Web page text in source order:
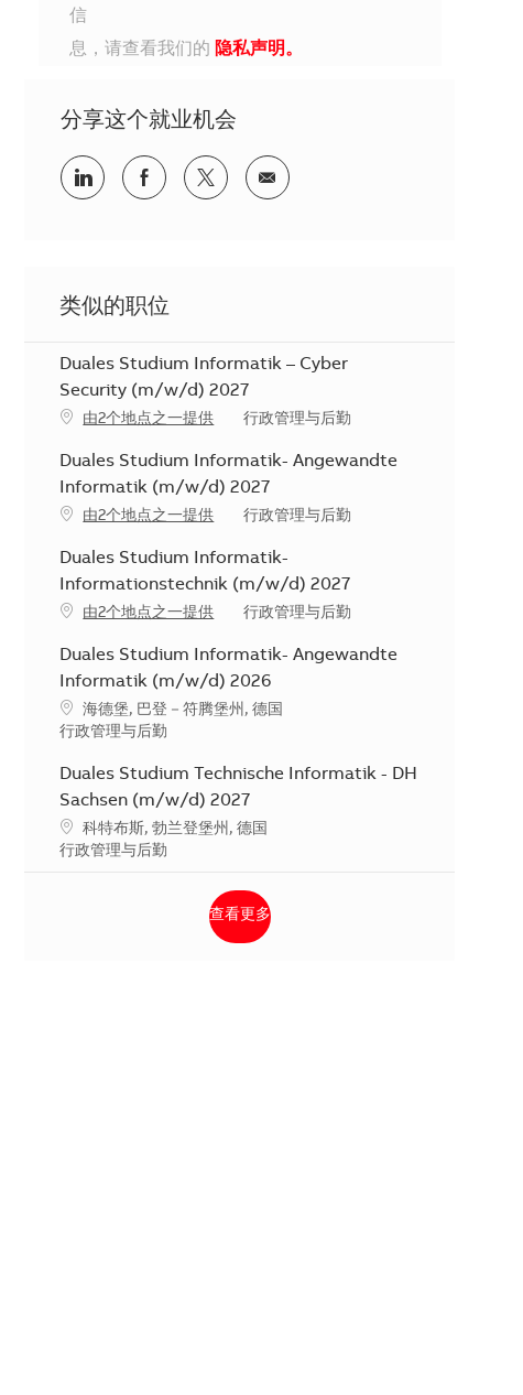
信
息，请查看我们的 隐私声明。
分享这个就业机会
分享到Linkedin分享到Facebook
分享到Twitter分享到电子邮件
类似的职位
Duales Studium Informatik – Cyber
Security (m/w/d) 2027
由2个地点之一提供 类别
行政管理与后勤
Duales Studium Informatik- Angewandte
Informatik (m/w/d) 2027
由2个地点之一提供 类别
行政管理与后勤
Duales Studium Informatik-
Informationstechnik (m/w/d) 2027
由2个地点之一提供 类别
行政管理与后勤
Duales Studium Informatik- Angewandte
Informatik (m/w/d) 2026
地点海德堡, 巴登－符腾堡州, 德国
类别
行政管理与后勤
Duales Studium Technische Informatik - DH
Sachsen (m/w/d) 2027
地点科特布斯, 勃兰登堡州, 德国
类别
行政管理与后勤
查看更多